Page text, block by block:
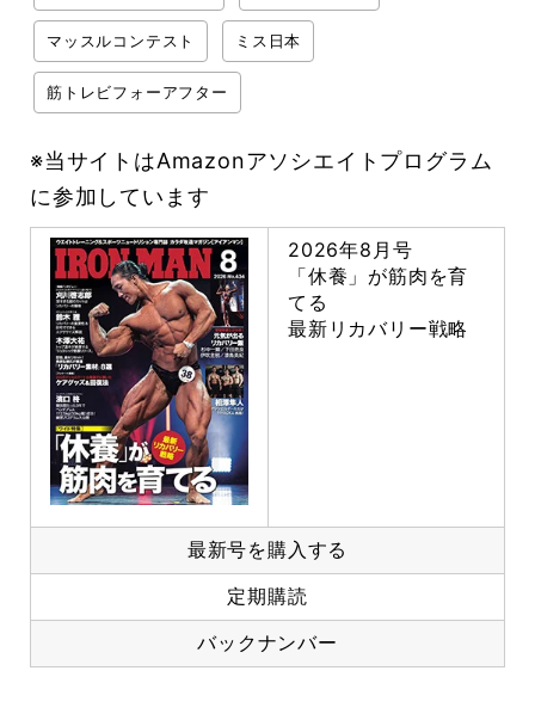
マッスルコンテスト ミス日本
筋トレビフォーアフター
※当サイトはAmazonアソシエイトプログラム
に参加しています
2026年8月号
「休養」が筋肉を育
てる
最新リカバリー戦略
最新号を購入する
定期購読
バックナンバー